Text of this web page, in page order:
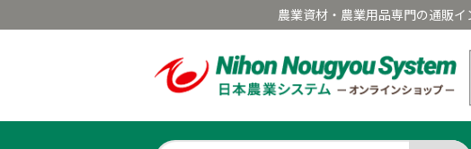
農業資材・農業用品専門の通販